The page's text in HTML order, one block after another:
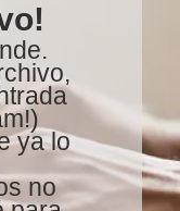
ya lo
no